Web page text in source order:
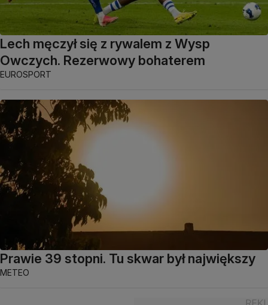
Lech męczył się z rywalem z Wysp
Owczych. Rezerwowy bohaterem
EUROSPORT
Prawie 39 stopni. Tu skwar był największy
METEO